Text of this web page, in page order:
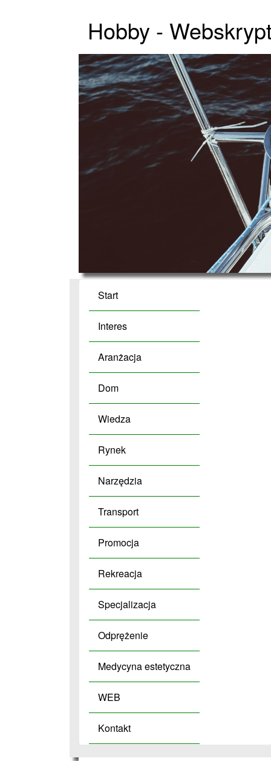
Hobby -
Start
Interes
Aranżacja
Dom
Wiedza
Rynek
Narzędzia
Transport
Promocja
Rekreacja
Specjalizacja
Odprężenie
Medycyna estetyczna
WEB
Kontakt